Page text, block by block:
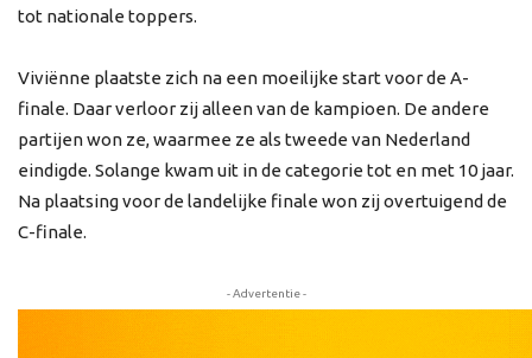
tot nationale toppers.
Viviënne plaatste zich na een moeilijke start voor de A-
finale. Daar verloor zij alleen van de kampioen. De andere
partijen won ze, waarmee ze als tweede van Nederland
eindigde. Solange kwam uit in de categorie tot en met 10 jaar.
Na plaatsing voor de landelijke finale won zij overtuigend de
C-finale.
- Advertentie -